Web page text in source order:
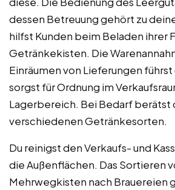
dessen Betreuung gehört zu
hilfst Kunden beim Beladen ihrer
Getränkekisten. Die
Einräumen von Lieferungen führst
sorgst für Ordnung im
Lagerbereich. Bei Bedarf berätst
verschiedenen Getränkesorten.
Du reinigst den Verkaufs- und
die Außenflächen. Das Sortieren
Mehrwegkisten nach Brauereien